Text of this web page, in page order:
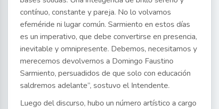
contínuo, constante y pareja. No lo volvamos
efeméride ni lugar común. Sarmiento en estos días
es un imperativo, que debe convertirse en presencia,
inevitable y omnipresente. Debemos, necesitamos y
merecemos devolvernos a Domingo Faustino
Sarmiento, persuadidos de que solo con educación
saldremos adelante”, sostuvo el Intendente.
Luego del discurso, hubo un número artístico a cargo